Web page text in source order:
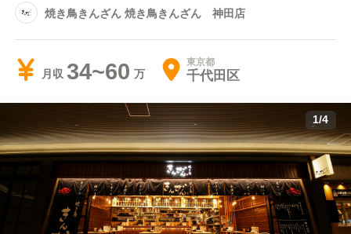
焼き鳥きんざん 焼き鳥きんざん 神田店
月収 34~60 東京都
千代田区
1/4